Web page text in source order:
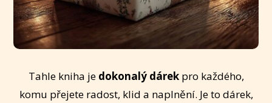
Tahle kniha je dokonalý dárekpro každého,
komu přejete radost, klid a naplnění. Je to dárek,